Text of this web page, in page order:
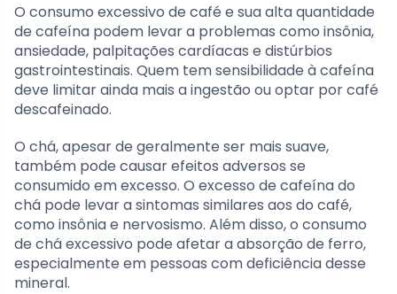
O consumo excessivo de café e sua alta quantidade
de cafeína podem levar a problemas como insônia,
ansiedade, palpitações cardíacas e distúrbios
gastrointestinais. Quem tem sensibilidade à cafeína
deve limitar ainda mais a ingestão ou optar por café
descafeinado.
O chá, apesar de geralmente ser mais suave,
também pode causar efeitos adversos se
consumido em excesso. O excesso de cafeína do
chá pode levar a sintomas similares aos do café,
como insônia e nervosismo. Além disso, o consumo
de chá excessivo pode afetar a absorção de ferro,
especialmente em pessoas com deficiência desse
mineral.